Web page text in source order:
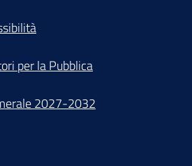
per la Pubblica
2027-2032